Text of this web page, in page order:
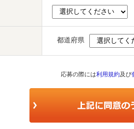
都道府県
応募の際には利用規約及び